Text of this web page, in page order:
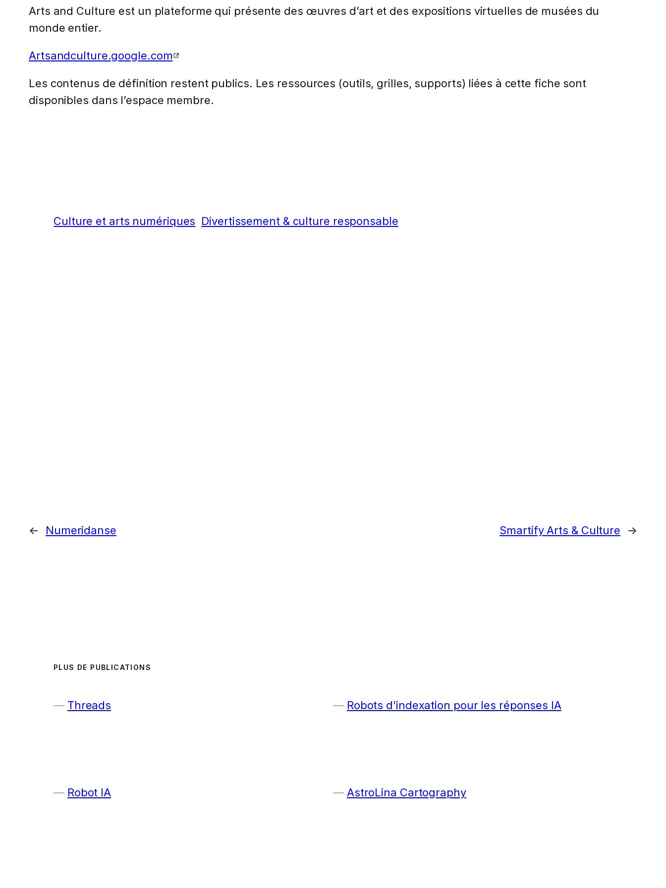
Arts and Culture est un plateforme qui présente des œuvres d’art et des expositions virtuelles de musées du
monde entier.
Artsandculture.google.com
Les contenus de définition restent publics. Les ressources (outils, grilles, supports) liées à cette fiche sont
disponibles dans l’espace membre.
Culture et arts numériques Divertissement & culture responsable
← Numeridanse Smartify Arts & Culture →
PLUS DE PUBLICATIONS
Threads Robots d’indexation pour les réponses IA
Robot IA AstroLina Cartography